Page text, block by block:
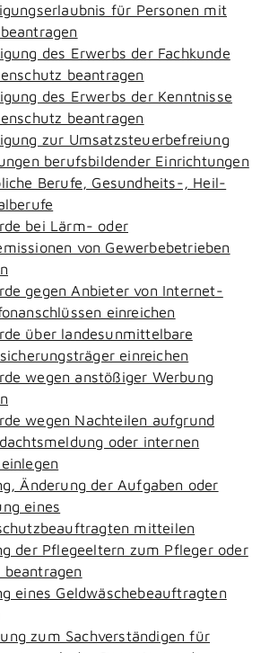
für Personen mit
des Erwerbs der Fachkunde
beantragen
des Erwerbs der Kenntnisse
beantragen
zur Umsatzsteuerbefreiung
berufsbildender Einrichtungen
Berufe, Gesundheits-, Heil-
bei Lärm- oder
von Gewerbebetrieben
gegen Anbieter von Internet-
einreichen
über landesunmittelbare
einreichen
wegen anstößiger Werbung
wegen Nachteilen aufgrund
oder internen
Änderung der Aufgaben oder
eines
mitteilen
der Pflegeeltern zum Pfleger oder
beantragen
eines Geldwäschebeauftragten
zum Sachverständigen für